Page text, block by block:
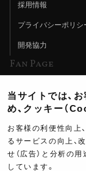
採用情報
プライバシーポリシ
開発協力
Fan Page
ヨシムラTV
イベント情報
イベントスケジュー
ツーリングブレイク
当サイトでは、
め、クッキー（
お客様の利便性向上
るサービスの向上、
せ（広告）と分析の
しています。